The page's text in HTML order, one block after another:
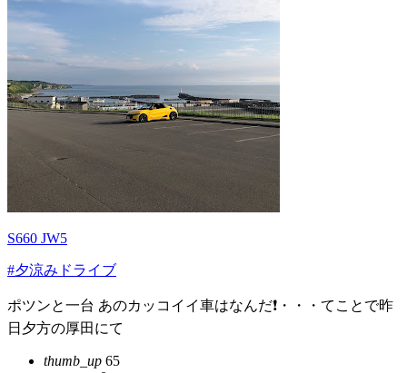
S660 JW5
#夕涼みドライブ
ポツンと一台 あのカッコイイ車はなんだ❗️・・・てことで昨
日夕方の厚田にて
thumb_up 65